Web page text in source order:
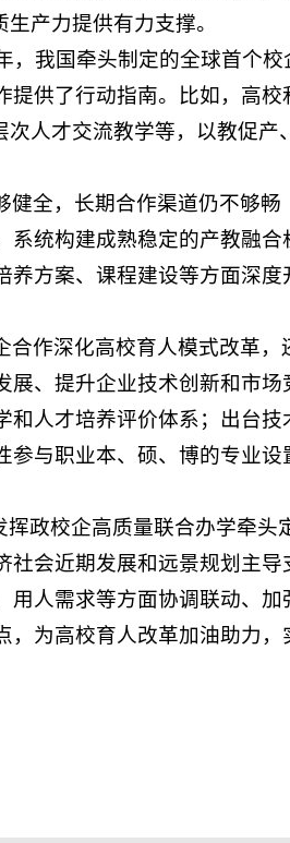
产力提供有力支撑。
，我国牵头制定的全球首个校
提供了行动指南。比如，高校
人才交流教学等，以教促产、
健全，长期合作渠道仍不够畅
系统构建成熟稳定的产教融合
养方案、课程建设等方面深度
合作深化高校育人模式改革，
展、提升企业技术创新和市场
和人才培养评价体系；出台技
参与职业本、硕、博的专业设
政校企高质量联合办学牵头
社会近期发展和远景规划主导
用人需求等方面协调联动、加
，为高校育人改革加油助力，